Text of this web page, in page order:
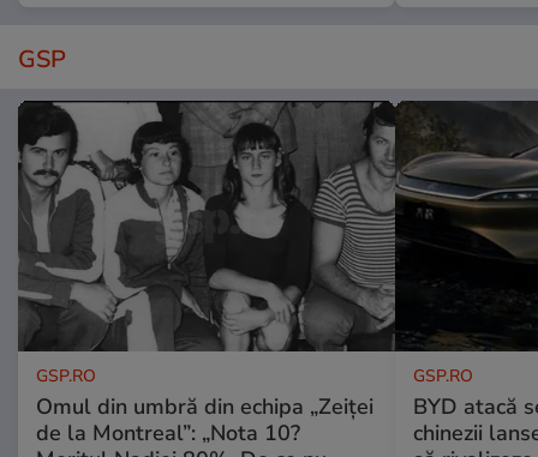
GSP
GSP.RO
Omul din umbră din echipa „Zeiței
de la Montreal”: „Nota 10?
GSP.RO
BYD atacă
chinezii